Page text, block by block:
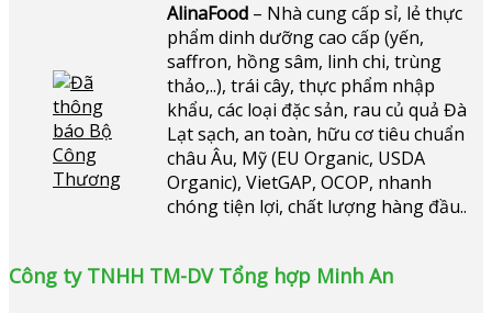
AlinaFood– Nhà cung cấp sỉ, lẻ thực
phẩm dinh dưỡng cao cấp (yến,
saffron, hồng sâm, linh chi, trùng
thảo,..), trái cây, thực phẩm nhập
khẩu, các loại đặc sản, rau củ quả Đà
Lạt sạch, an toàn, hữu cơ tiêu chuẩn
châu Âu, Mỹ (EU Organic, USDA
Organic), VietGAP, OCOP, nhanh
chóng tiện lợi, chất lượng hàng đầu..
Công ty TNHH TM-DV Tổng hợp Minh An